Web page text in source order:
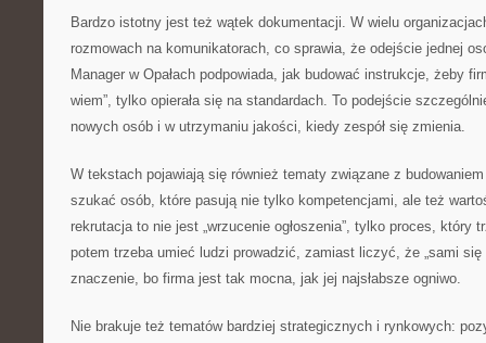
Bardzo istotny jest też wątek dokumentacji. W wielu
rozmowach na komunikatorach, co sprawia, że odejście jednej
Manager w Opałach podpowiada, jak budować instrukcje, żeby
wiem”, tylko opierała się na standardach. To podejście
nowych osób i w utrzymaniu jakości, kiedy zespół się zmienia.
W tekstach pojawiają się również tematy związane z
szukać osób, które pasują nie tylko kompetencjami, ale też
rekrutacja to nie jest „wrzucenie ogłoszenia”, tylko proces, który
potem trzeba umieć ludzi prowadzić, zamiast liczyć, że „sami
znaczenie, bo firma jest tak mocna, jak jej najsłabsze ogniwo.
Nie brakuje też tematów bardziej strategicznych i rynkowych: